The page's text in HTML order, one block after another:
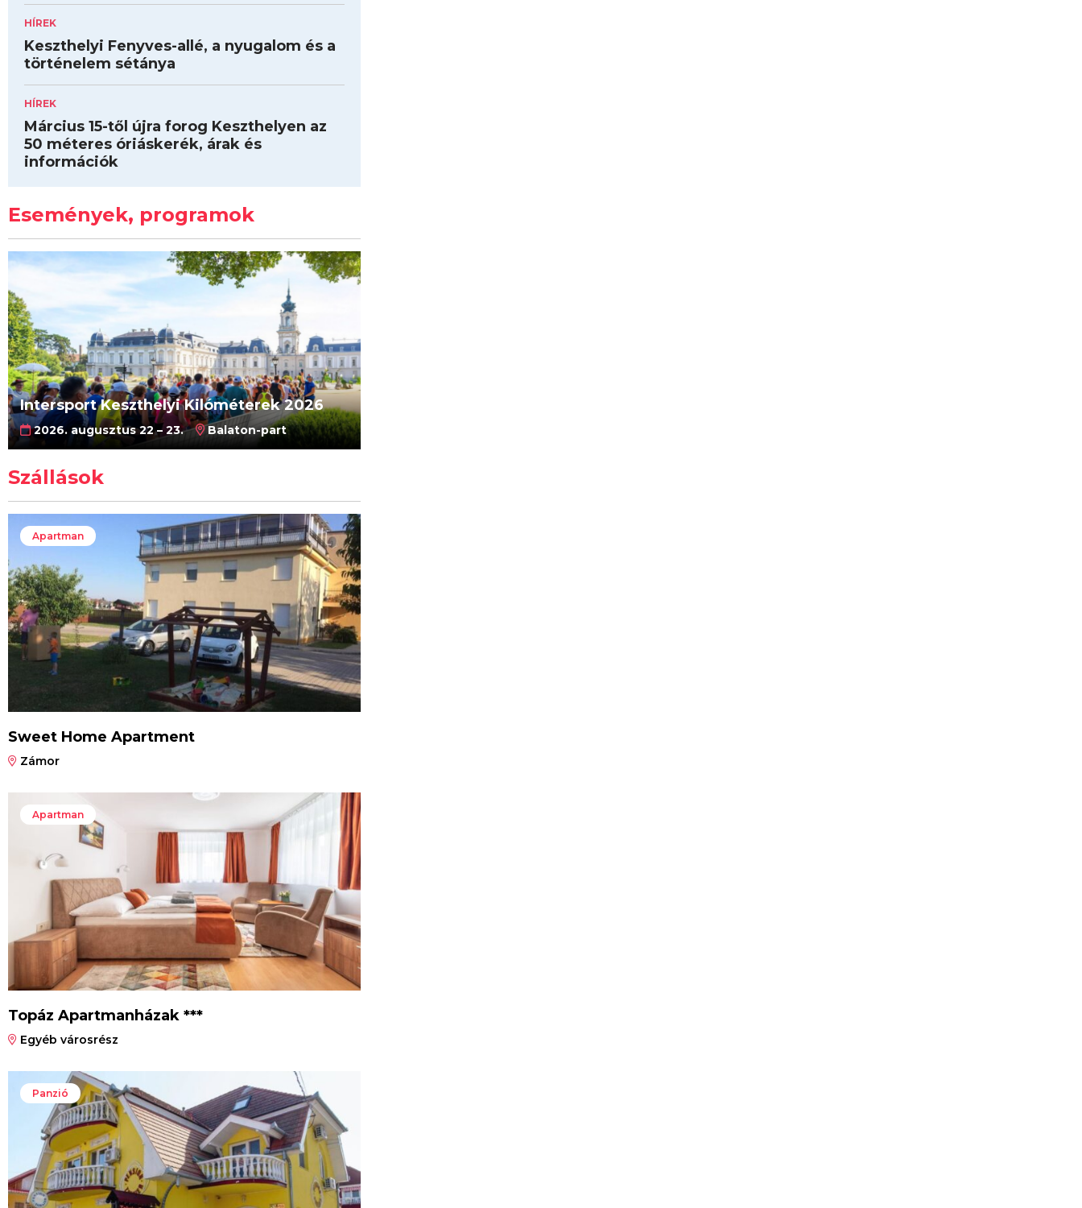
HÍREK
Keszthelyi Fenyves-allé, a nyugalom és a
történelem sétánya
HÍREK
Március 15-től újra forog Keszthelyen az
50 méteres óriáskerék, árak és
információk
Események, programok
Intersport Keszthelyi Kilóméterek 2026
2026. augusztus 22 – 23. Balaton-part
Szállások
Apartman
Sweet Home Apartment
Zámor
Apartman
Topáz Apartmanházak ***
Egyéb városrész
Panzió